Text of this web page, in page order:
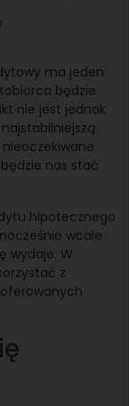
ma jeden
będzie
nie jest jednak
nas stać
hipotecznego
wcale
wydaje. W
z